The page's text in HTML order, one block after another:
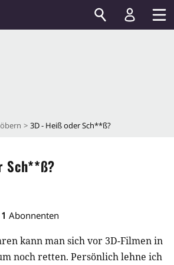
3D - Heiß oder Sch**ß?
Sch**ß?
1 Abonnenten
kann man sich vor 3D-Filmen in
noch retten. Persönlich lehne ich